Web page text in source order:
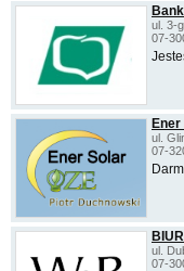
ul. 3-
07-
ul.
07-
ul.
07-